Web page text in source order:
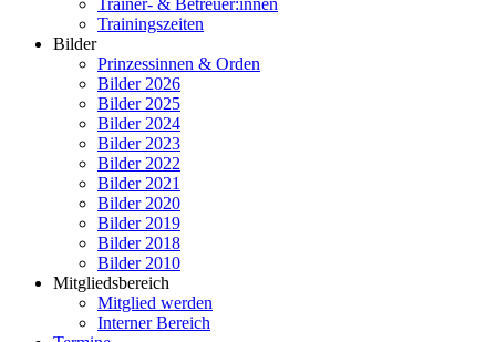
Trainer- & Betreuer:innen
Trainingszeiten
Bilder
Prinzessinnen & Orden
Bilder 2026
Bilder 2025
Bilder 2024
Bilder 2023
Bilder 2022
Bilder 2021
Bilder 2020
Bilder 2019
Bilder 2018
Bilder 2010
Mitgliedsbereich
Mitglied werden
Interner Bereich